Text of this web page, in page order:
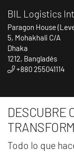
BIL Logistics
Paragon House
5, Mohakhali C/A
Dhaka
1212, Bangladés
+880 255041114
DESCUBRE
Todo lo que